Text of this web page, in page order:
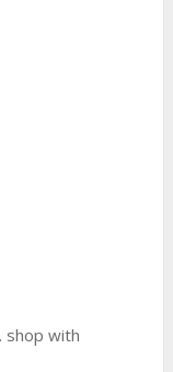
with